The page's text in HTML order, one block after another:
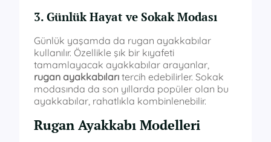
3. Günlük Hayat ve Sokak Modası
Günlük yaşamda da rugan ayakkabılar
kullanılır. Özellikle şık bir kıyafeti
tamamlayacak ayakkabılar arayanlar,
rugan ayakkabıları tercih edebilirler. Sokak
modasında da son yıllarda popüler olan bu
ayakkabılar, rahatlıkla kombinlenebilir.
Rugan Ayakkabı Modelleri